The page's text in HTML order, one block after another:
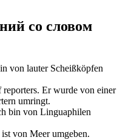
со словом
von lauter Scheißköpfen
Er wurde von einer
umringt.
bin von Linguaphilen
ist von Meerumgeben.